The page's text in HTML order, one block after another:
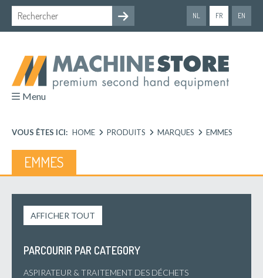
NL FR EN
Menu
VOUS ÊTES ICI: HOME PRODUITS MARQUES EMMES
EMMES
AFFICHER TOUT
PARCOURIR PAR CATEGORY
ASPIRATEUR & TRAITEMENT DES DÉCHETS